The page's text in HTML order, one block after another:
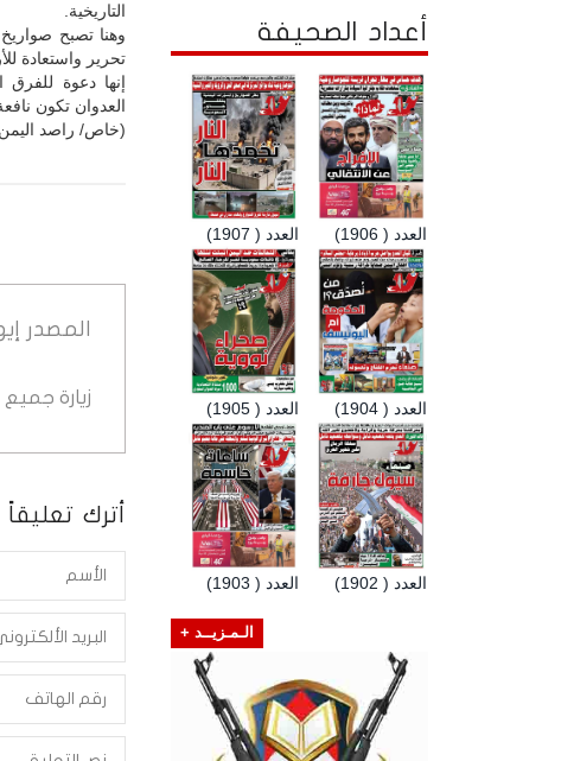
التاريخية.
وهنا تصبح
تحرير واستعادة
إنها دعوة للفرق
العدوان تكون
(خاص/ راصد
المصدر
زيارة
أترك تعليقاً
أعداد الصحيفة
العدد ( 1907) العدد ( 1906)
العدد ( 1905) العدد ( 1904)
العدد ( 1903) العدد ( 1902)
الـمـزيــد +